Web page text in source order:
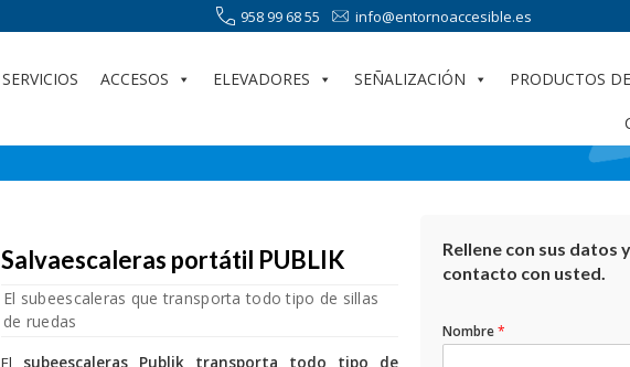
958 99 68 55 info@entornoaccesible.es
SERVICIOS ACCESOS ELEVADORES SEÑALIZACIÓN PRODUCTOS
Salvaescaleras portátil PUBLIK
El subeescaleras que transporta todo tipo de sillas
de ruedas
El subeescaleras Publik
transporta todo tipo de
Rellene con sus datos
contacto con usted.
Nombre*